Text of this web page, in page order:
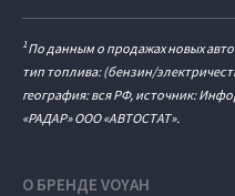
1По данным о продажах новых
тип топлива: (бензин/
география: вся РФ, источник:
«РАДАР» ООО «АВТОСТАТ».
О БРЕНДЕ VOYAH